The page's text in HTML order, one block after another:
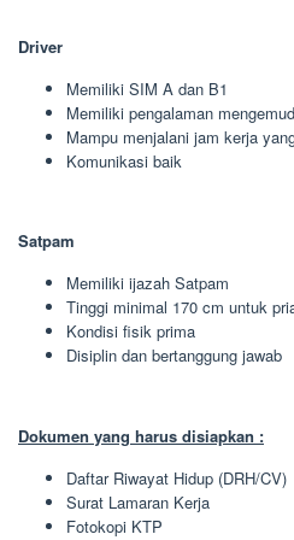
Driver
Memiliki SIM A dan B1
Memiliki pengalaman
Mampu menjalani jam kerja
Komunikasi baik
Satpam
Memiliki ijazah Satpam
Tinggi minimal 170 cm untuk
Kondisi fisik prima
Disiplin dan bertanggung jawab
Dokumen yang harus disiapkan :
Daftar Riwayat Hidup (DRH/CV)
Surat Lamaran Kerja
Fotokopi KTP